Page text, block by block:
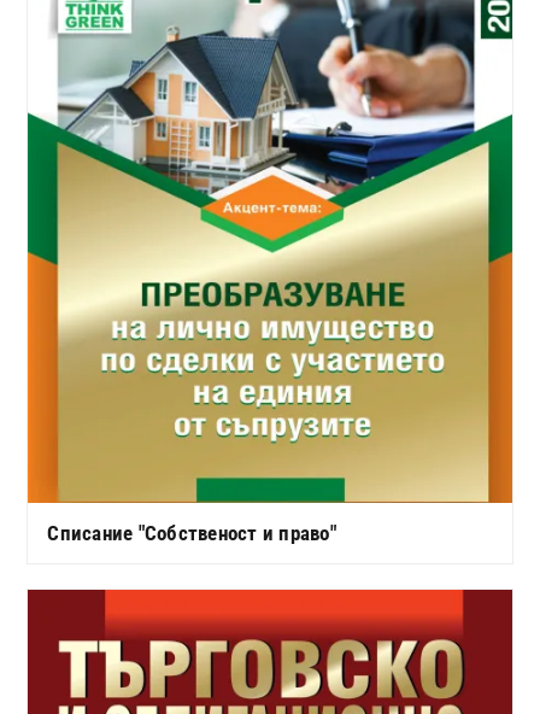
Списание "Собственост и право"